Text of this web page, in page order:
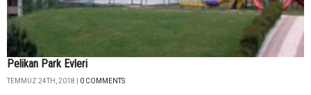
Pelikan Park Evleri
TEMMUZ 24TH, 2018 | 0 COMMENTS